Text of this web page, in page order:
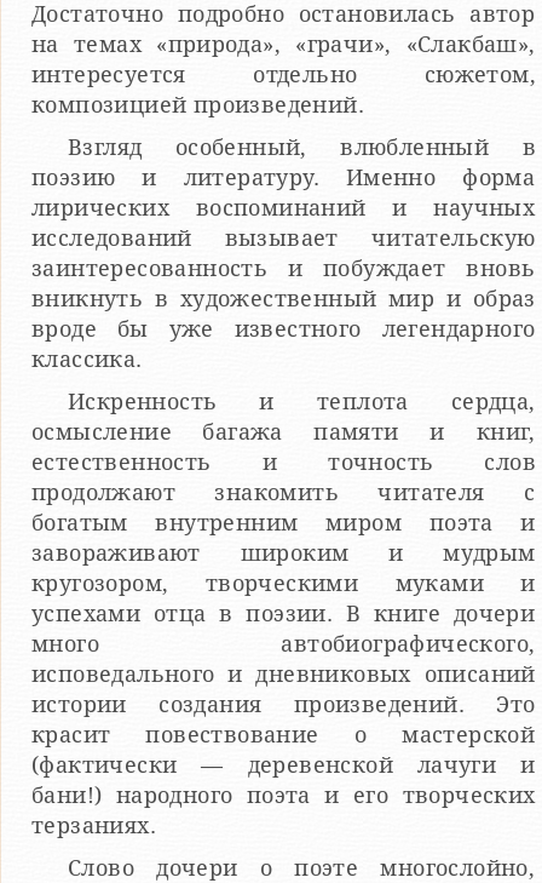
Достаточно подробно остановилась автор
на темах «природа», «грачи», «Слакбаш»,
интересуется отдельно сюжетом,
композицией произведений.
Взгляд особенный, влюбленный в
поэзию и литературу. Именно форма
лирических воспоминаний и научных
исследований вызывает читательскую
заинтересованность и побуждает вновь
вникнуть в художественный мир и образ
вроде бы уже известного легендарного
классика.
Искренность и теплота сердца,
осмысление багажа памяти и книг,
естественность и точность слов
продолжают знакомить читателя с
богатым внутренним миром поэта и
завораживают широким и мудрым
кругозором, творческими муками и
успехами отца в поэзии. В книге дочери
много автобиографического,
исповедального и дневниковых описаний
истории создания произведений. Это
красит повествование о мастерской
(фактически — деревенской лачуги и
бани!) народного поэта и его творческих
терзаниях.
Слово дочери о поэте многослойно,